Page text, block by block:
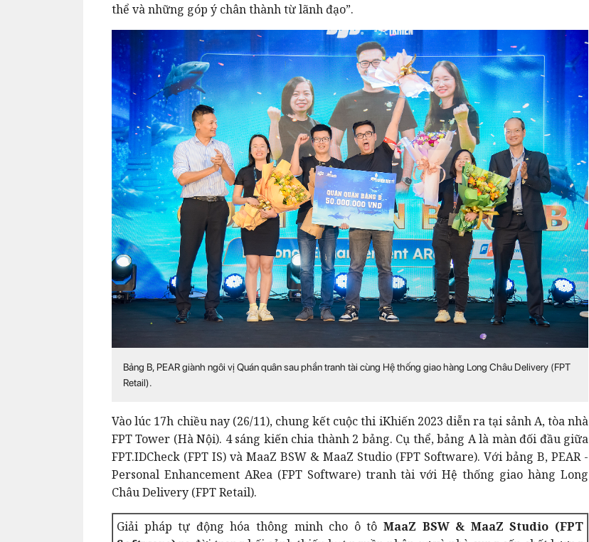
thể và những góp ý chân thành từ lãnh đạo”.
Bảng B, PEAR giành ngôi vị Quán quân sau phần tranh tài cùng Hệ thống giao hàng Long Châu Delivery (FPT
Retail).
Vào lúc 17h chiều nay (26/11), chung kết cuộc thi iKhiến 2023 diễn ra tại sảnh A, tòa nhà
FPT Tower (Hà Nội). 4 sáng kiến chia thành 2 bảng. Cụ thể, bảng A là màn đối đầu giữa
FPT.IDCheck (FPT IS) và MaaZ BSW & MaaZ Studio (FPT Software). Với bảng B, PEAR -
Personal Enhancement ARea (FPT Software) tranh tài với Hệ thống giao hàng Long
Châu Delivery (FPT Retail).
Giải pháp tự động hóa thông minh cho ô tô MaaZ BSW & MaaZ Studio (FPT